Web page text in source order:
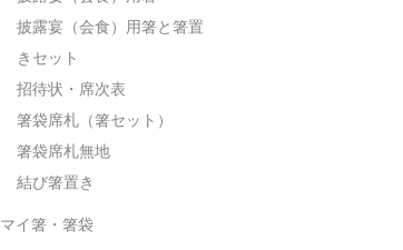
披露宴（会食）用箸と箸置
きセット
招待状・席次表
箸袋席札（箸セット）
箸袋席札無地
結び箸置き
マイ箸・箸袋